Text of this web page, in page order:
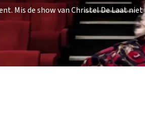
Mis de show van Christel De Laat